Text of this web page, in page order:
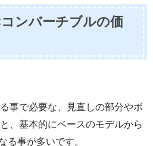
ンバーチブルの価
事で必要な、見直しの部分やボ
、基本的にベースのモデルから
る事が多いです。